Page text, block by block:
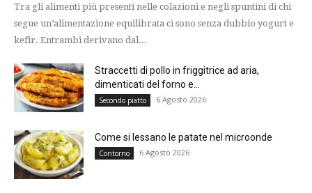
Tra gli alimenti più presenti nelle colazioni e negli spuntini di chi
segue un’alimentazione equilibrata ci sono senza dubbio yogurt e
kefir. Entrambi derivano dal...
Straccetti di pollo in friggitrice ad aria,
dimenticati del forno e...
Secondo piatto 6 Agosto 2026
Come si lessano le patate nel microonde
Contorno 6 Agosto 2026